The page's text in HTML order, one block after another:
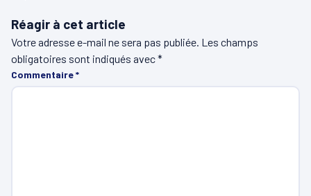
Réagir à cet article
Votre adresse e-mail ne sera pas publiée. Les champs
obligatoires sont indiqués avec*
Commentaire*